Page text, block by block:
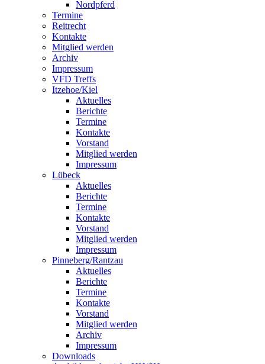
Nordpferd
Termine
Reitrecht
Kontakte
Mitglied werden
Archiv
Impressum
VFD Treffs
Itzehoe/Kiel
Aktuelles
Berichte
Termine
Kontakte
Vorstand
Mitglied werden
Impressum
Lübeck
Aktuelles
Berichte
Termine
Kontakte
Vorstand
Mitglied werden
Impressum
Pinneberg/Rantzau
Aktuelles
Berichte
Termine
Kontakte
Vorstand
Mitglied werden
Archiv
Impressum
Downloads